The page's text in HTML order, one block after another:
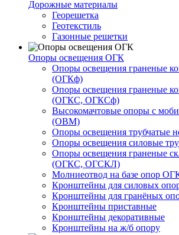
Дорожные материалы
Георешетка
Геотекстиль
Газонные решетки
Опоры освещения ОГК
Опоры освещения граненые
(ОГКф)
Опоры освещения граненые
(ОГКС, ОГКСф)
Высокомачтовые опоры с
(ОВМ)
Опоры освещения трубчатые
Опоры освещения силовые
Опоры освещения граненые
(ОГКС, ОГСКЛ)
Молниеотвод на базе опор
Кронштейны для силовых
Кронштейны для гранёных
Кронштейны приставные
Кронштейны декоративные
Кронштейны на ж/б опору